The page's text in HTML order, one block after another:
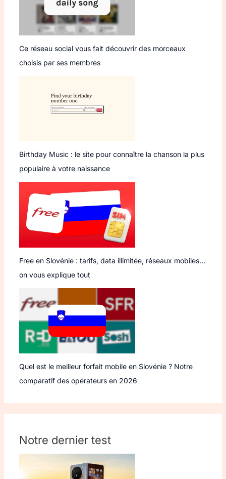
Ce réseau social vous fait découvrir des morceaux
choisis par ses membres
Birthday Music : le site pour connaître la chanson la plus
populaire à votre naissance
Free en Slovénie : tarifs, data illimitée, réseaux mobiles…
on vous explique tout
Quel est le meilleur forfait mobile en Slovénie ? Notre
comparatif des opérateurs en 2026
Notre dernier test